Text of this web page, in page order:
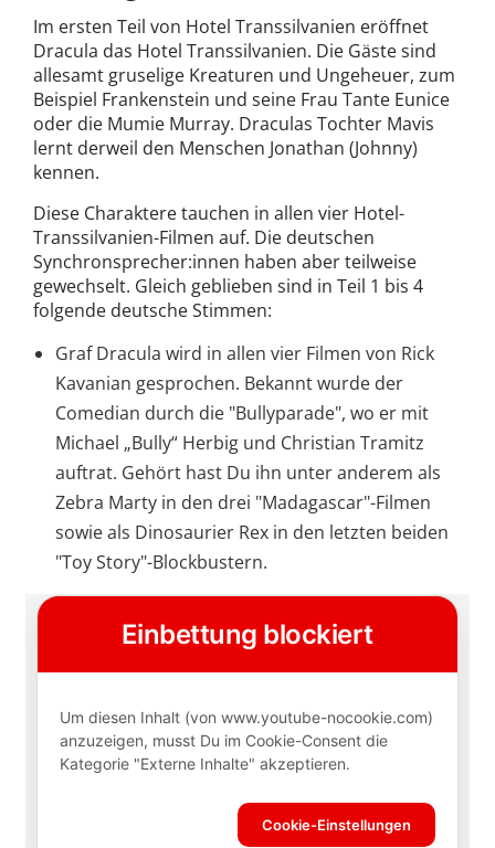
Im ersten Teil von Hotel Transsilvanien eröffnet
Dracula das Hotel Transsilvanien. Die Gäste sind
allesamt gruselige Kreaturen und Ungeheuer, zum
Beispiel Frankenstein und seine Frau Tante Eunice
oder die Mumie Murray. Draculas Tochter Mavis
lernt derweil den Menschen Jonathan (Johnny)
kennen.
Diese Charaktere tauchen in allen vier Hotel-
Transsilvanien-Filmen auf. Die deutschen
Synchronsprecher:innen haben aber teilweise
gewechselt. Gleich geblieben sind in Teil 1 bis 4
folgende deutsche Stimmen:
Graf Dracula wird in allen vier Filmen von Rick
Kavanian gesprochen. Bekannt wurde der
Comedian durch die "Bullyparade", wo er mit
Michael „Bully“ Herbig und Christian Tramitz
auftrat. Gehört hast Du ihn unter anderem als
Zebra Marty in den drei "Madagascar"-Filmen
sowie als Dinosaurier Rex in den letzten beiden
"Toy Story"-Blockbustern.